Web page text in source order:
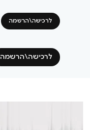
לרכישה\הרשמה
לרכישה\הרשמה